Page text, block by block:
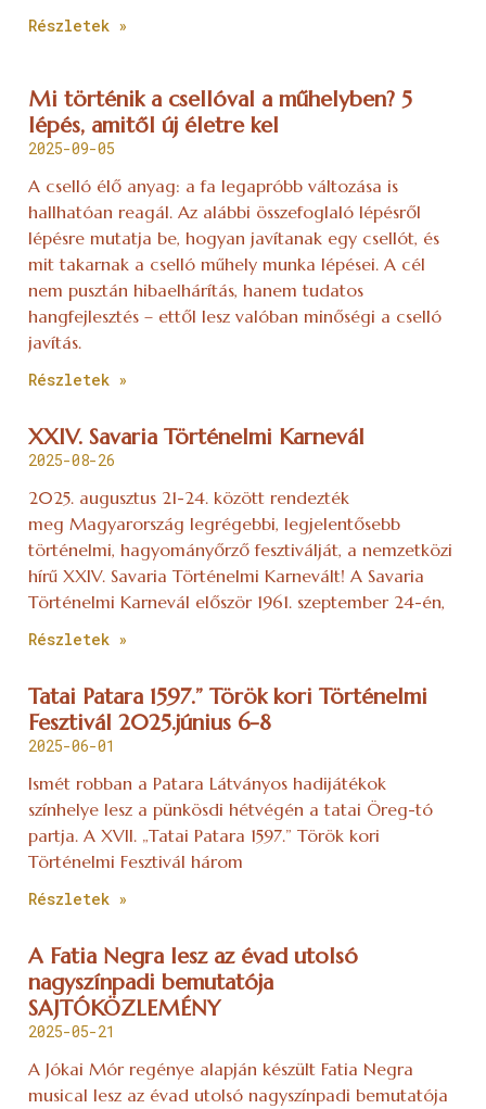
Részletek »
Mi történik a csellóval a műhelyben? 5
lépés, amitől új életre kel
2025-09-05
A cselló élő anyag: a fa legapróbb változása is
hallhatóan reagál. Az alábbi összefoglaló lépésről
lépésre mutatja be, hogyan javítanak egy csellót, és
mit takarnak a cselló műhely munka lépései. A cél
nem pusztán hibaelhárítás, hanem tudatos
hangfejlesztés – ettől lesz valóban minőségi a cselló
javítás.
Részletek »
XXIV. Savaria Történelmi Karnevál
2025-08-26
2025. augusztus 21-24. között rendezték
meg Magyarország legrégebbi, legjelentősebb
történelmi, hagyományőrző fesztiválját, a nemzetközi
hírű XXIV. Savaria Történelmi Karnevált! A Savaria
Történelmi Karnevál először 1961. szeptember 24-én,
Részletek »
Tatai Patara 1597.” Török kori Történelmi
Fesztivál 2025.június 6-8
2025-06-01
Ismét robban a Patara Látványos hadijátékok
színhelye lesz a pünkösdi hétvégén a tatai Öreg-tó
partja. A XVII. „Tatai Patara 1597.” Török kori
Történelmi Fesztivál három
Részletek »
A Fatia Negra lesz az évad utolsó
nagyszínpadi bemutatója
SAJTÓKÖZLEMÉNY
2025-05-21
A Jókai Mór regénye alapján készült Fatia Negra
musical lesz az évad utolsó nagyszínpadi bemutatója